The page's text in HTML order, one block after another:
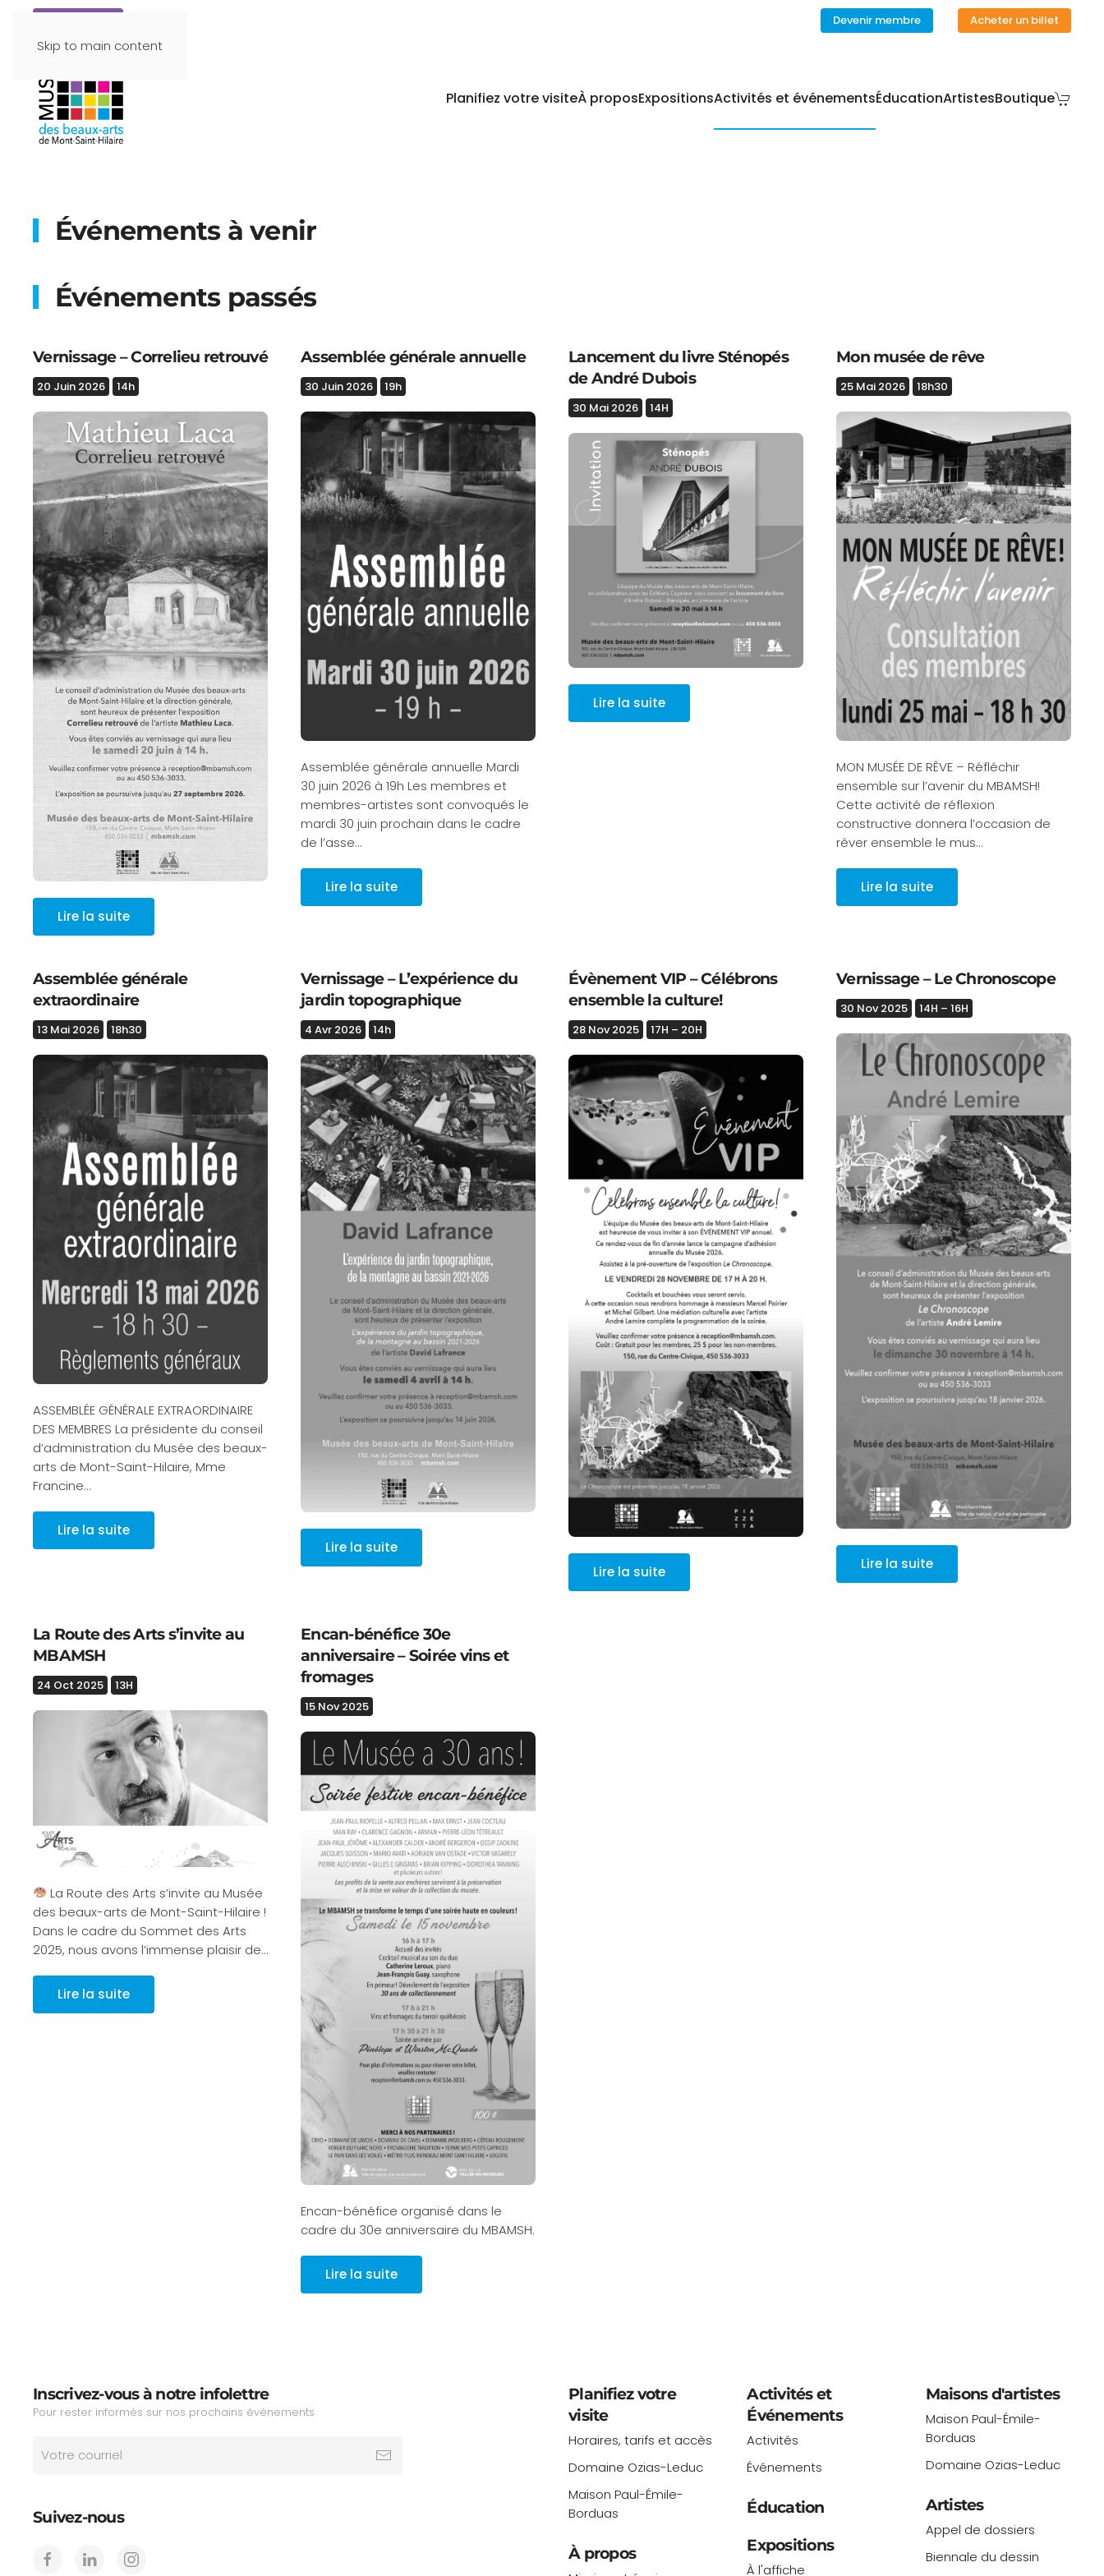
Skip to main content
Devenir membre Acheter un billet
Planifiez votre visiteÀ proposExpositionsActivités et événementsÉducationArtistesBoutique
Événements à venir
Événements passés
Vernissage – Correlieu retrouvé
20 Juin 2026 14h
Lire la suite
Assemblée générale annuelle
30 Juin 2026 19h
Assemblée générale annuelle Mardi
30 juin 2026 à 19h Les membres et
membres-artistes sont convoqués le
mardi 30 juin prochain dans le cadre
de l’asse…
Lire la suite
Lancement du livre Sténopés
de André Dubois
30 Mai 2026 14H
Lire la suite
Mon musée de rêve
25 Mai 2026 18h30
MON MUSÉE DE RÊVE – Réfléchir
ensemble sur l’avenir du MBAMSH!
Cette activité de réflexion
constructive donnera l’occasion de
rêver ensemble le mus…
Lire la suite
Assemblée générale
extraordinaire
13 Mai 2026 18h30
ASSEMBLÉE GÉNÉRALE EXTRAORDINAIRE
DES MEMBRES La présidente du conseil
d’administration du Musée des beaux-
arts de Mont-Saint-Hilaire, Mme
Francine…
Lire la suite
Vernissage – L’expérience du
jardin topographique
4 Avr 2026 14h
Lire la suite
Évènement VIP – Célébrons
ensemble la culture!
28 Nov 2025 17H – 20H
Lire la suite
Vernissage – Le Chronoscope
30 Nov 2025 14H – 16H
Lire la suite
La Route des Arts s’invite au
MBAMSH
24 Oct 2025 13H
La Route des Arts s’invite au Musée
des beaux-arts de Mont-Saint-Hilaire !
Dans le cadre du Sommet des Arts
2025, nous avons l’immense plaisir de…
Lire la suite
Encan-bénéfice 30e
anniversaire – Soirée vins et
fromages
15 Nov 2025
Encan-bénéfice organisé dans le
cadre du 30e anniversaire du MBAMSH.
Lire la suite
Inscrivez-vous à notre infolettre
Pour rester informés sur nos prochains événements
Suivez-nous
Planifiez votre
visite
Horaires, tarifs et accès
Domaine Ozias-Leduc
Maison Paul-Émile-
Borduas
À propos
Activités et
Événements
Activités
Événements
Éducation
Expositions
À l'affiche
Maisons d'artistes
Maison Paul-Émile-
Borduas
Domaine Ozias-Leduc
Artistes
Appel de dossiers
Biennale du dessin